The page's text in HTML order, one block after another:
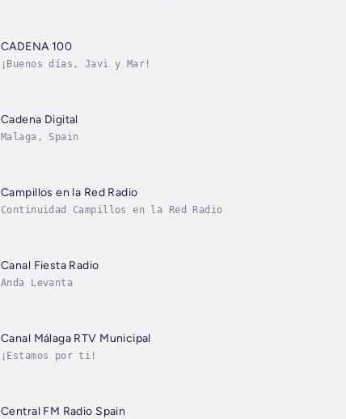
CADENA 100
¡Buenos días, Javi y Mar!
Cadena Digital
Malaga, Spain
Campillos en la Red Radio
Continuidad Campillos en la Red Radio
Canal Fiesta Radio
Anda Levanta
Canal Málaga RTV Municipal
¡Estamos por ti!
Central FM Radio Spain